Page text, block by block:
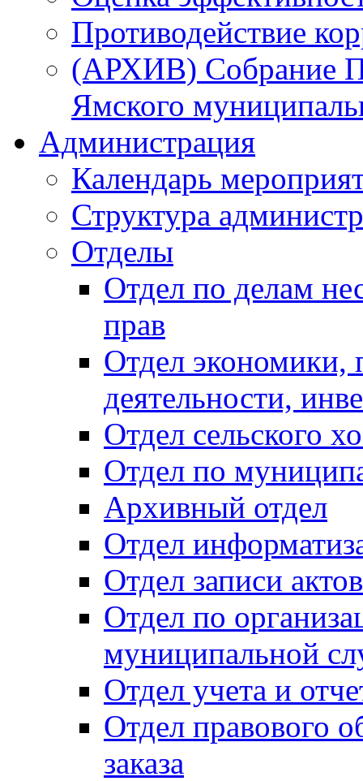
Противодействие
(АРХИВ) Собрание
Ямского
Администрация
Календарь
Структура
Отделы
Отдел по делам
прав
Отдел экономики,
деятельности,
Отдел сельского
Отдел по
Архивный отдел
Отдел
Отдел записи
Отдел по
муниципальной
Отдел учета и
Отдел правового
заказа